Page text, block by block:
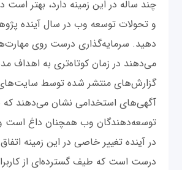
چند ساله در این زمینه دارد، بهتر است
و تحولات توسعه وب در سال آینده
دهید. سرمایه‌گذاری درست روی
می‌دهند در زمان کوتاه‌تری به اهداف
گزارش‌های منتشر شده توسط سایت‌های
آگهی‌های استخدامی نشان می‌دهند که
توسعه‌دهندگان وب همچنان داغ است
در آینده تغییر خاصی در این زمینه
درست است که طیف گسترده‌ای از